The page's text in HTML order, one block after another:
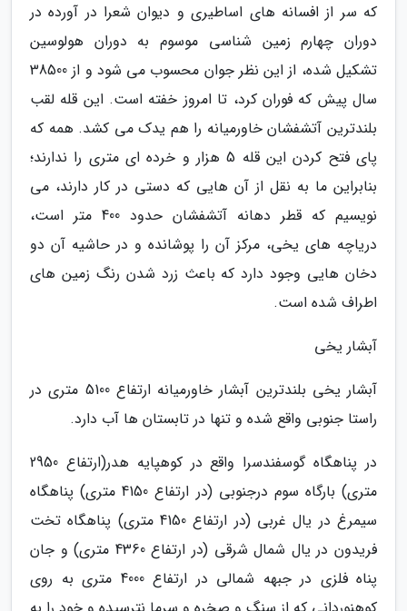
که سر از افسانه های اساطیری و دیوان شعرا در آورده در
دوران چهارم زمین شناسی موسوم به دوران هولوسین
تشکیل شده، از این نظر جوان محسوب می شود و از 38500
سال پیش که فوران کرد، تا امروز خفته است. این قله لقب
بلندترین آتشفشان خاورمیانه را هم یدک می کشد. همه که
پای فتح کردن این قله 5 هزار و خرده ای متری را ندارند؛
بنابراین ما به نقل از آن هایی که دستی در کار دارند، می
نویسیم که قطر دهانه آتشفشان حدود 400 متر است،
دریاچه های یخی، مرکز آن را پوشانده و در حاشیه آن دو
دخان هایی وجود دارد که باعث زرد شدن رنگ زمین های
اطراف شده است.
آبشار یخی
آبشار یخی بلندترین آبشار خاورمیانه ارتفاع 5100 متری در
راستا جنوبی واقع شده و تنها در تابستان ها آب دارد.
در پناهگاه گوسفندسرا واقع در کوهپایه هدر(ارتفاع 2950
متری) بارگاه سوم درجنوبی (در ارتفاع 4150 متری) پناهگاه
سیمرغ در یال غربی (در ارتفاع 4150 متری) پناهگاه تخت
فریدون در یال شمال شرقی (در ارتفاع 4360 متری) و جان
پناه فلزی در جبهه شمالی در ارتفاع 4000 متری به روی